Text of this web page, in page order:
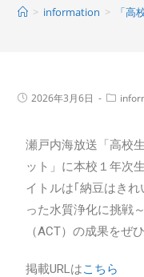
> information > 「高
2026年3月6日
瀬戸内海放送「高校
ット」に本校１年次
イトルは｢納豆はき
った水質浄化に挑戦
（ACT）の成果をぜ
掲載URLはこちら